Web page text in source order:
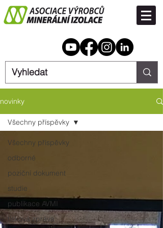
novinky
Všechny příspěvky
odborné
poziční dokument
studie
publikace AVMI
tisková zpráva
Všechny příspěvky